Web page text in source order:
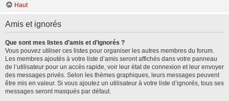
Haut
Amis et ignorés
Que sont mes listes d’amis et d’ignorés ?
Vous pouvez utiliser ces listes pour organiser les autres membres du forum.
Les membres ajoutés à votre liste d’amis seront affichés dans votre panneau
de l’utilisateur pour un accès rapide, voir leur état de connexion et leur envoyer
des messages privés. Selon les thèmes graphiques, leurs messages peuvent
être mis en valeur. Si vous ajoutez un utilisateur à votre liste d’ignorés, tous ses
messages seront masqués par défaut.